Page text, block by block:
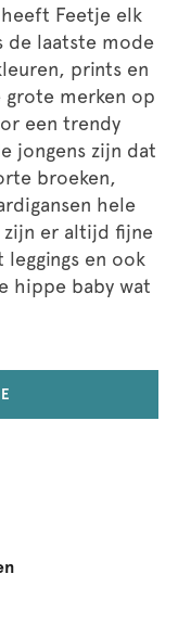
Feetje elk
de laatste mode
prints en
merken op
een trendy
jongens zijn dat
broeken,
hele
zijn er altijd fijne
en ook
hippe baby wat